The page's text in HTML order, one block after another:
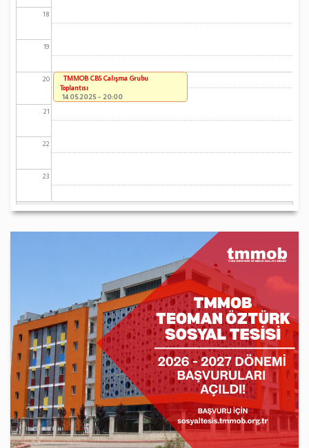
18
19
20
21
22
23
TMMOB CBS Çalışma Grubu
Toplantısı
14.05.2025 - 20:00